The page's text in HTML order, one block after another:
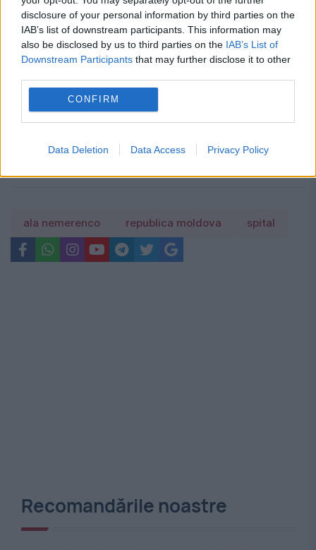
disclosure of your personal information by third parties on the
IAB’s list of downstream participants. This information may
also be disclosed by us to third parties on the IAB’s List of
Downstream Participants that may further disclose it to other
CONFIRM
Data Deletion Data Access Privacy Policy
pentru vara anului 2026.
141 de localități au impus restricții la apă.
Lista cu râurile și zonele afectate
Schimbare neașteptată pentru cei care
cumpără locuințe noi. Ce se întâmplă cu
TVA-ul redus după termenul-limită
ala nemerenco republica moldova spital
Recomandările noastre